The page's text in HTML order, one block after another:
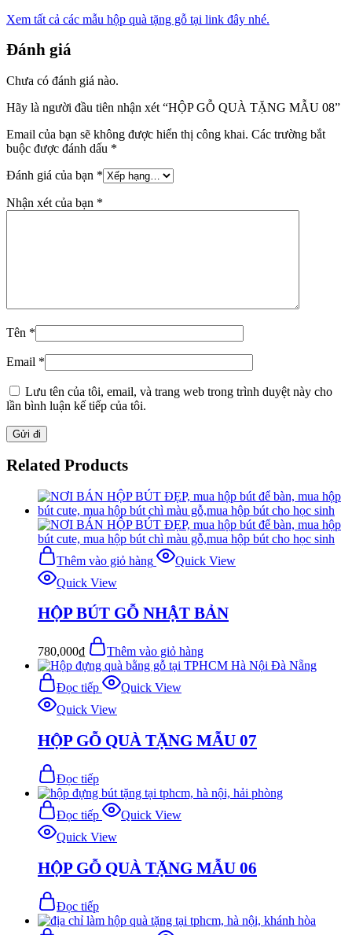
Xem tất cả các mẫu hộp quà tặng gỗ tại link đây nhé.
Đánh giá
Chưa có đánh giá nào.
Hãy là người đầu tiên nhận xét “HỘP GỖ QUÀ TẶNG MẪU 08”
Email của bạn sẽ không được hiển thị công khai. Các trường bắt
buộc được đánh dấu *
Đánh giá của bạn *
Nhận xét của bạn *
Tên *
Email *
Lưu tên của tôi, email, và trang web trong trình duyệt này cho
lần bình luận kế tiếp của tôi.
Related Products
Thêm vào giỏ hàng
Quick View
Quick View
HỘP BÚT GỖ NHẬT BẢN
780,000₫ Thêm vào giỏ hàng
Đọc tiếp
Quick View
Quick View
HỘP GỖ QUÀ TẶNG MẪU 07
Đọc tiếp
Đọc tiếp
Quick View
Quick View
HỘP GỖ QUÀ TẶNG MẪU 06
Đọc tiếp